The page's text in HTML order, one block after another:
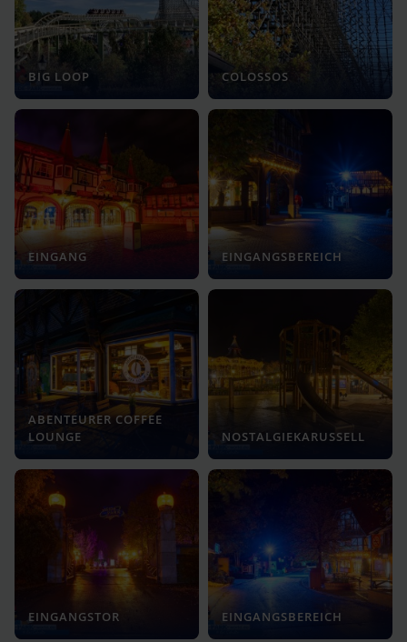
BIG LOOP COLOSSOS
EINGANG EINGANGSBEREICH
ABENTEURER COFFEE
LOUNGE
NOSTALGIEKARUSSELL
EINGANGSTOR EINGANGSBEREICH